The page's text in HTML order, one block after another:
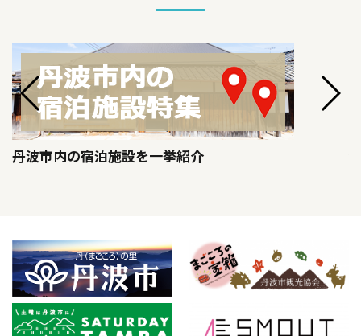
丹波市内の宿泊施設を一挙紹介